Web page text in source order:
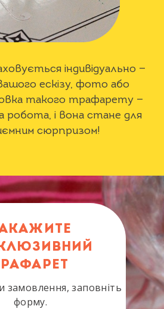
індивідуально —
ескізу, фото або
такого трафарету —
робота, і вона стане для
сюрпризом!
замовлення, заповніть
форму.